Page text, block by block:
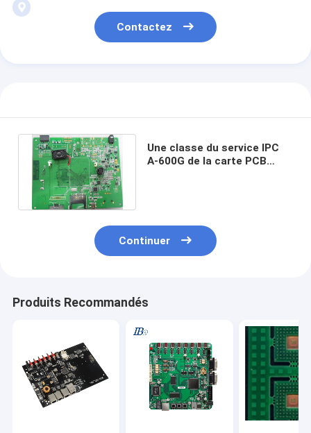
Contactez
Une classe du service IPC
A-600G de la carte PCB
Continuer
Produits Recommandés